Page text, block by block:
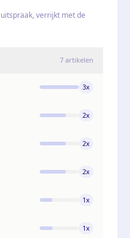
verrijkt met de
7 artikelen
3x
2x
2x
2x
1x
1x